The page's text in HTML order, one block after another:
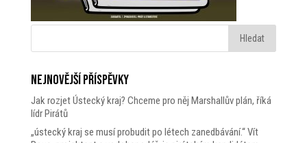
Nejnovější příspěvky
Jak rozjet Ústecký kraj? Chceme pro něj Marshallův plán, říká
lídr Pirátů
„ústecký kraj se musí probudit po létech zanedbávání.“ Vít